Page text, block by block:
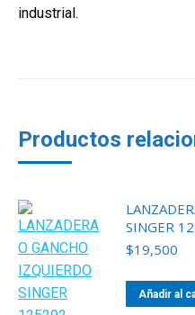
industrial.
Productos
SINGER
$19,500
Añadir al